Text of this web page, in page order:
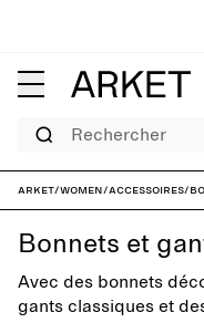
Rechercher
ARKET/Women/Accessoires/
Bonnets et
Avec des bonnets
gants classiques et